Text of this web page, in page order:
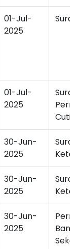
01-Jul-
2025
Surat
01-Jul-
2025
Surat
Cuti
30-Jun-
2025
Surat
30-Jun-
2025
Surat
30-Jun-
2025